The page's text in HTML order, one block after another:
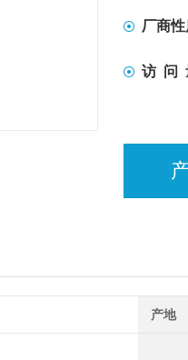
厂商性
访 问
产地